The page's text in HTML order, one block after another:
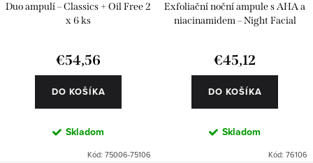
Duo ampulí – Classics + Oil Free 2
x 6 ks
€54,56
DO KOŠÍKA
Skladom
Kód: 75006-75106
Exfoliační noční ampule s AHA a
niacinamidem – Night Facial
€45,12
DO KOŠÍKA
Skladom
Kód: 76106